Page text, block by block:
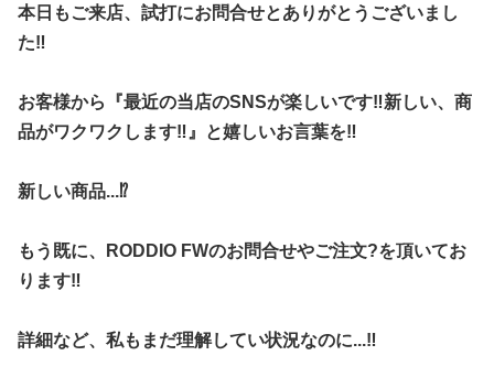
本日もご来店、試打にお問合せとありがとうございまし
た‼︎
お客様から『最近の当店のSNSが楽しいです‼︎新しい、商
品がワクワクします‼︎』と嬉しいお言葉を‼︎
新しい商品...⁉︎
もう既に、RODDIO FWのお問合せやご注文?を頂いてお
ります‼︎
詳細など、私もまだ理解してい状況なのに...‼︎